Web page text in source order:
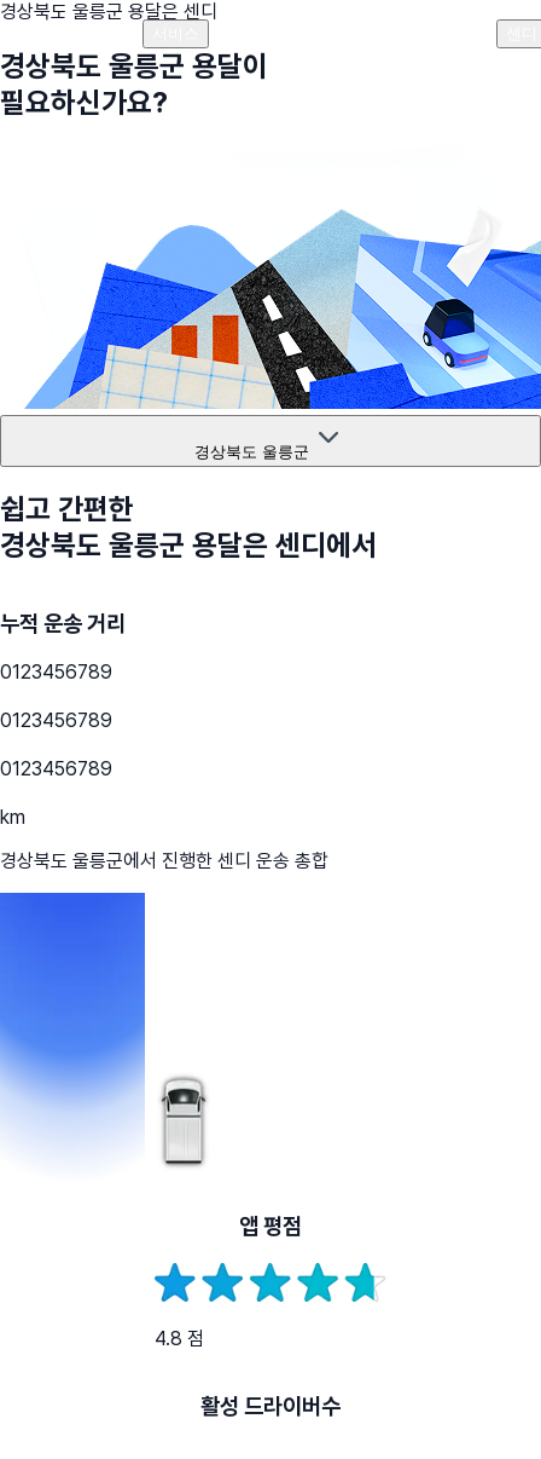
경상북도 울릉군 용달은 센디
경상북도 울릉군 용달이
필요하신가요?
경상북도 울릉군
쉽고 간편한
경상북도 울릉군 용달은 센디에서
누적 운송 거리
0123456789
0123456789
0123456789
km
경상북도 울릉군에서 진행한 센디 운송 총합
앱 평점
4.8 점
활성 드라이버수